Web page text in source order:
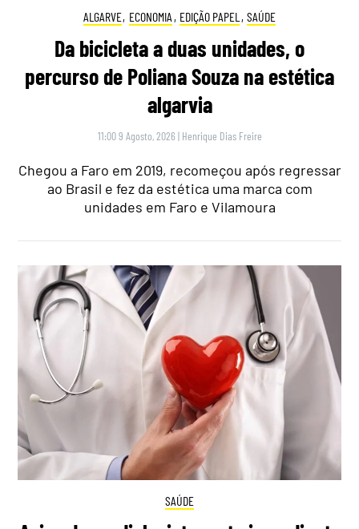
ALGARVE, ECONOMIA , EDIÇÃO PAPEL , SAÚDE
Da bicicleta a duas unidades, o
percurso de Poliana Souza na estética
algarvia
11:00 9 Agosto, 2026 | Henrique Dias Freire
Chegou a Faro em 2019, recomeçou após regressar
ao Brasil e fez da estética uma marca com
unidades em Faro e Vilamoura
SAÚDE